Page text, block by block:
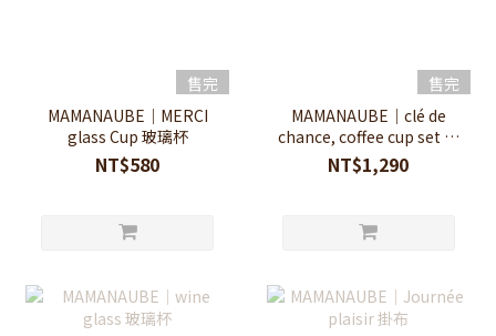
售完
MAMANAUBE｜MERCI
glass Cup 玻璃杯
NT$580
售完
MAMANAUBE｜clé de
chance, coffee cup set 陶
瓷杯盤組
NT$1,290